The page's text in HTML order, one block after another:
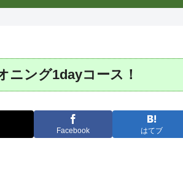
ニング1dayコース！
Facebook はてブ